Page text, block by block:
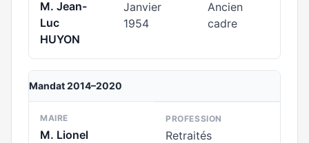
M. Jean-
Luc
HUYON
Janvier
1954
Ancien
cadre
Mandat 2014–2020
MAIRE
M. Lionel
PROFESSION
Retraités